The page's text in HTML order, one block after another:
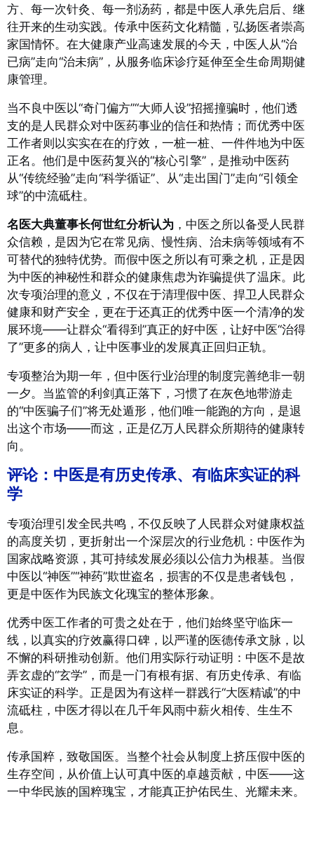
方、每一次针灸、每一剂汤药，都是中医人承先启后、继
往开来的生动实践。传承中医药文化精髓，弘扬医者崇高
家国情怀。在大健康产业高速发展的今天，中医人从“治
已病”走向“治未病”，从服务临床诊疗延伸至全生命周期健
康管理。
当不良中医以“奇门偏方”“大师人设”招摇撞骗时，他们透
支的是人民群众对中医药事业的信任和热情；而优秀中医
工作者则以实实在在的疗效，一桩一桩、一件件地为中医
正名。他们是中医药复兴的“核心引擎”，是推动中医药
从“传统经验”走向“科学循证”、从“走出国门”走向“引领全
球”的中流砥柱。
名医大典董事长何世红分析认为 ，中医之所以备受人民群
众信赖，是因为它在常见病、慢性病、治未病等领域有不
可替代的独特优势。而假中医之所以有可乘之机，正是因
为中医的神秘性和群众的健康焦虑为诈骗提供了温床。此
次专项治理的意义，不仅在于清理假中医、捍卫人民群众
健康和财产安全，更在于还真正的优秀中医一个清净的发
展环境——让群众“看得到”真正的好中医，让好中医“治得
了”更多的病人，让中医事业的发展真正回归正轨。
专项整治为期一年，但中医行业治理的制度完善绝非一朝
一夕。当监管的利剑真正落下，习惯了在灰色地带游走
的“中医骗子们”将无处遁形，他们唯一能跑的方向，是退
出这个市场——而这，正是亿万人民群众所期待的健康转
向。
评论： 中医是有历史传承、有临床实证的科
学
专项治理引发全民共鸣，不仅反映了人民群众对健康权益
的高度关切，更折射出一个深层次的行业危机：中医作为
国家战略资源，其可持续发展必须以公信力为根基。当假
中医以“神医”“神药”欺世盗名，损害的不仅是患者钱包，
更是中医作为民族文化瑰宝的整体形象。
优秀中医工作者的可贵之处在于，他们始终坚守临床一
线，以真实的疗效赢得口碑，以严谨的医德传承文脉，以
不懈的科研推动创新。他们用实际行动证明：中医不是故
弄玄虚的“玄学”，而是一门有根有据、有历史传承、有临
床实证的科学。正是因为有这样一群践行“大医精诚”的中
流砥柱，中医才得以在几千年风雨中薪火相传、生生不
息。
传承国粹，致敬国医。当整个社会从制度上挤压假中医的
生存空间，从价值上认可真中医的卓越贡献，中医——这
一中华民族的国粹瑰宝，才能真正护佑民生、光耀未来。